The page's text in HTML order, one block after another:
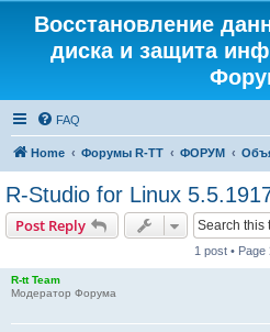
Восстановление
диска и защита
FAQ
Home Форумы R-TT ФОРУМ
R-Studio for Linux
Post Reply
1 post • Page
R-tt Team
Модератор Форума